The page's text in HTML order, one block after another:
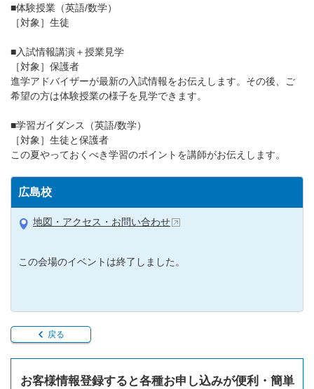
■体験授業（英語/数学）
［対象］生徒
■入試情報講演＋授業見学
［対象］保護者
進学アドバイザーが最新の入試情報をお伝えします。その後、ご
希望の方は体験授業の様子を見学できます。
■学習ガイダンス（英語/数学）
［対象］生徒と保護者
この夏やっておくべき学習のポイントを講師がお伝えします。
広島校
地図・アクセス・お問い合わせ
この会場のイベントは終了しました。
戻る
お客様情報登録すると各種お申し込みが便利・簡単